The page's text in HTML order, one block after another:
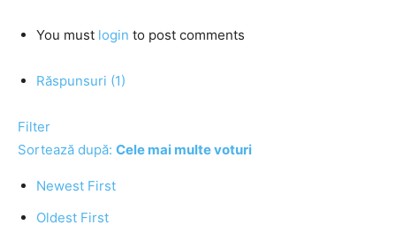
You must login to post comments
Răspunsuri (1)
Filter
Sortează după: Cele mai multe voturi
Newest First
Oldest First